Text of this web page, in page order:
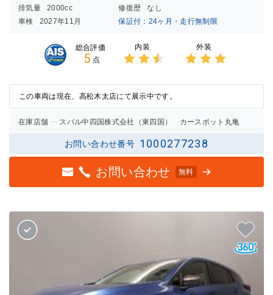
排気量 2000cc 修復歴
なし
車検
2027年11月 保証付：24ヶ月・走行無制限
総合評価
5 点
内装
2.5点
の評価
外装
3点の
この車両は現在、高松木太店にて展示中です。
在庫店舗 スバル中四国株式会社（東四国） カースポット丸亀
お問い合わせ番号 1000277238
お問い合わせ 無料